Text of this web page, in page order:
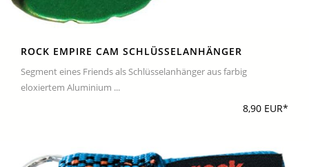
ROCK EMPIRE CAM SCHLÜSSELANHÄNGER
Segment eines Friends als Schlüsselanhänger aus farbig
eloxiertem Aluminium ...
8,90 EUR*